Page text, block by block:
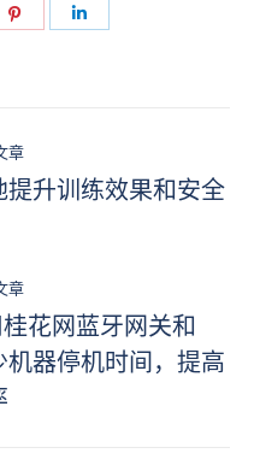
Share
章
升训练效果和安全
章
花网蓝牙网关和
器停机时间，提高